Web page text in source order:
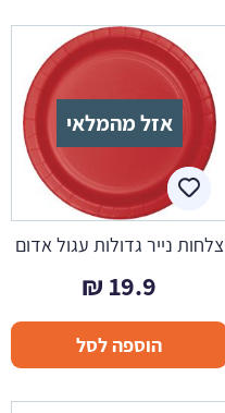
אזל מהמלאי
צלחות נייר גדולות עגול אדום
19.9
₪
הוספה לסל